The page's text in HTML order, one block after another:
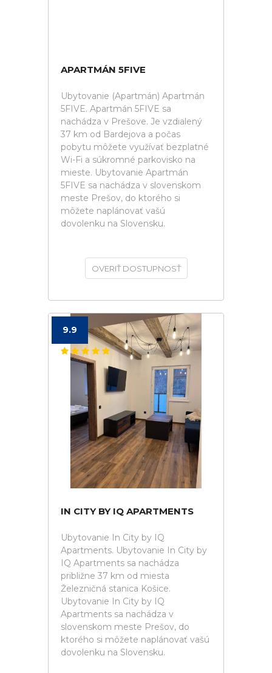
APARTMÁN 5FIVE
Ubytovanie (Apartmán) Apartmán
5FIVE. Apartmán 5FIVE sa
nachádza v Prešove. Je vzdialený
37 km od Bardejova a počas
pobytu môžete využívať bezplatné
Wi-Fi a súkromné ​​parkovisko na
mieste. Ubytovanie Apartmán
5FIVE sa nachádza v slovenskom
meste Prešov, do ktorého si
môžete naplánovať vašú
dovolenku na Slovensku.
OVERIŤ DOSTUPNOSŤ
9.9
IN CITY BY IQ APARTMENTS
Ubytovanie In City by IQ
Apartments. Ubytovanie In City by
IQ Apartments sa nachádza
približne 37 km od miesta
Železničná stanica Košice.
Ubytovanie In City by IQ
Apartments sa nachádza v
slovenskom meste Prešov, do
ktorého si môžete naplánovať vašú
dovolenku na Slovensku.